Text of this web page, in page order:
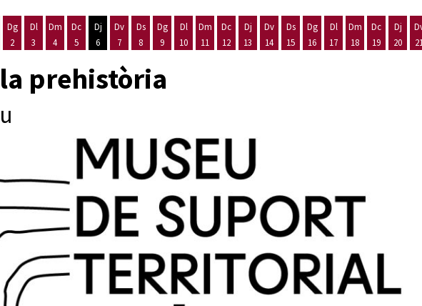
Dg
2
Dl
3
Dm
4
Dc
5
Dj
6
Dv
7
Ds
8
Dg
9
Dl
10
Dm
11
Dc
12
Dj
13
Dv
14
Ds
15
Dg
16
Dl
17
Dm
18
Dc
19
Dj
20
prehistòria